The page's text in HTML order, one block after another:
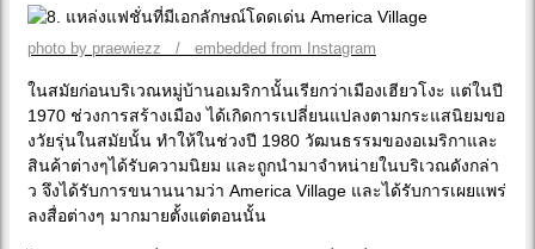
photo by praewiezz / embedded from Instagram
ในสมัยก่อนบริเวณหมู่บ้านอเมริกานั้นเรียกว่าเมืองเฮียวโงะ แต่ในปี
1970 ช่วงการสร้างเมือง ได้เกิดการเปลี่ยนแปลงตามกระแสนิยมขอ
งวัยรุ่นในสมัยนั้น ทำให้ในช่วงปี 1980 วัฒนธรรมของอเมริกาและ
สินค้าต่างๆได้รับความนิยม และถูกนำมาจำหน่ายในบริเวณดังกล่า
ว จึงได้รับการขนานนามว่า America Village และได้รับการเผยแพร่
ลงสื่อต่างๆ มากมายตั้งแต่ตอนนั้น